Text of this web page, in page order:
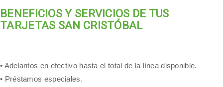
BENEFICIOS Y SERVICIOS DE TUS
TARJETAS SAN CRISTÓBAL
• Adelantos en efectivo hasta el total de la línea disponible.
• Préstamos especiales.